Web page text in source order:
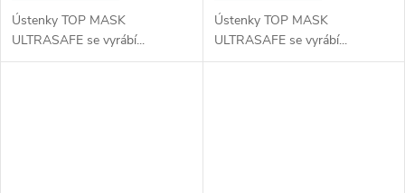
Ústenky TOP MASK
ULTRASAFE se vyrábí...
Ústenky TOP MASK
ULTRASAFE se vyrábí...